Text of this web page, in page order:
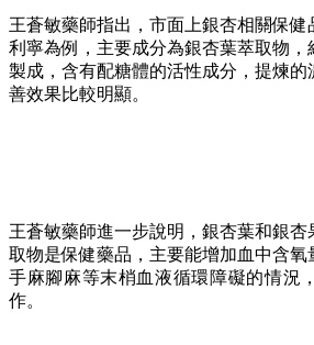
王蒼敏藥師指出，市面上銀杏相關保
利寧為例，主要成分為銀杏葉萃取物，
製成，含有配糖體的活性成分，提煉的
善效果比較明顯。
王蒼敏藥師進一步說明，銀杏葉和銀
取物是保健藥品，主要能增加血中含
手麻腳麻等末梢血液循環障礙的情況
作。